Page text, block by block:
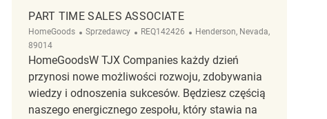
PART TIME SALES ASSOCIATE
HomeGoods Kategoria
Sprzedawcy ReqId
REQ142426 Lokalizacja
Henderson, Nevada,
89014
HomeGoodsW TJX Companies każdy dzień
przynosi nowe możliwości rozwoju, zdobywania
wiedzy i odnoszenia sukcesów. Będziesz częścią
naszego energicznego zespołu, który stawia na